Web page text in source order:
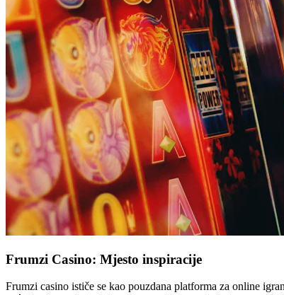
Frumzi Casino: Mjesto inspiracije
Frumzi casino ističe se kao pouzdana platforma za online